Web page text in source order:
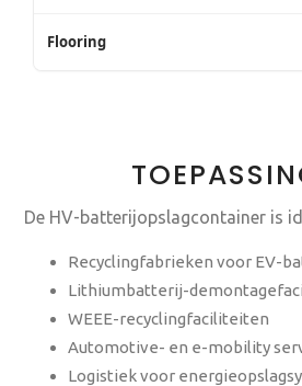
Flooring
De HV-batterijopslagcontainer is
Recyclingfabrieken voor EV-
Lithiumbatterij-
WEEE-recyclingfaciliteiten
Automotive- en e-mobility
Logistiek voor